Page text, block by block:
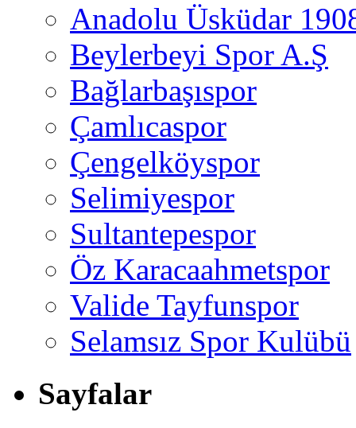
Anadolu Üsküdar
Beylerbeyi Spor A.Ş
Bağlarbaşıspor
Çamlıcaspor
Çengelköyspor
Selimiyespor
Sultantepespor
Öz Karacaahmetspor
Valide Tayfunspor
Selamsız Spor Kulübü
Sayfalar